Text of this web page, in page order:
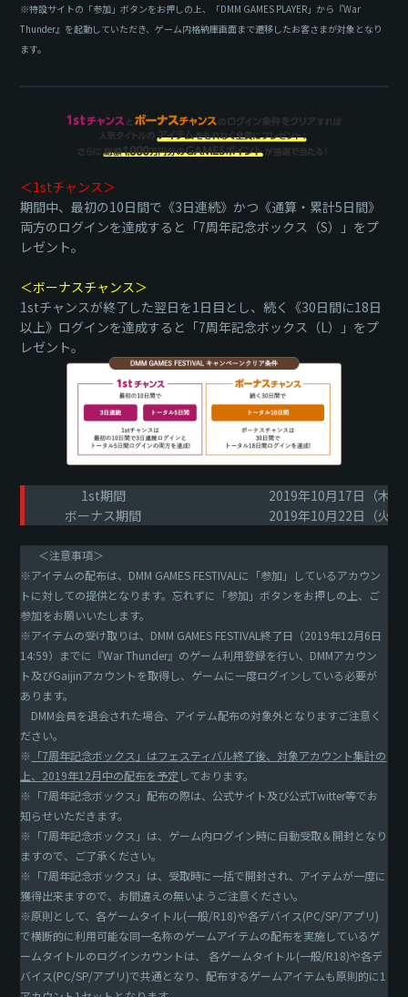
※特設サイトの「参加」ボタンをお押しの上、「DMM GAMES PLAYER」から『War
Thunder』を起動していただき、ゲーム内格納庫画面まで遷移したお客さまが対象となり
ます。
＜1stチャンス＞
期間中、最初の10日間で《3日連続》かつ《通算・累計5日間》
両方のログインを達成すると「7周年記念ボックス（S）」をプ
レゼント。
＜ボーナスチャンス＞
1stチャンスが終了した翌日を1日目とし、続く《30日間に18日
以上》ログインを達成すると「7周年記念ボックス（L）」をプ
レゼント。
1st期間
2019年10月17日（木）
ボーナス期間
2019年10月22日（火）
＜注意事項＞
※アイテムの配布は、DMM GAMES FESTIVALに「参加」しているアカウン
トに対しての提供となります。忘れずに「参加」ボタンをお押しの上、ご
参加をお願いいたします。
※アイテムの受け取りは、DMM GAMES FESTIVAL終了日（2019年12月6日
14:59）までに『War Thunder』のゲーム利用登録を行い、DMMアカウン
ト及びGaijinアカウントを取得し、ゲームに一度ログインしている必要が
あります。
DMM会員を退会された場合、アイテム配布の対象外となりますご注意く
ださい。
※ 「7周年記念ボックス」はフェスティバル終了後、対象アカウント集計の
上、2019年12月中の配布を予定 しております。
※「7周年記念ボックス」配布の際は、公式サイト及び公式Twitter等でお
知らせいただきます。
※「7周年記念ボックス」は、ゲーム内ログイン時に自動受取＆開封となり
ますので、ご了承ください。
※「7周年記念ボックス」は、受取時に一括で開封され、アイテムが一度に
獲得出来ますので、お間違えの無いようご注意ください。
※原則として、各ゲームタイトル(一般/R18)や各デバイス(PC/SP/アプリ)
で横断的に利用可能な同一名称のゲームアイテムの配布を実施しているゲ
ームタイトルのログインカウントは、 各ゲームタイトル(一般/R18)や各デ
バイス(PC/SP/アプリ)で共通となり、配布するゲームアイテムも原則的に1